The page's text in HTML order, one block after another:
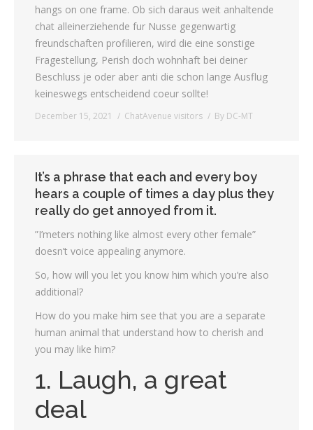
hangs on one frame. Ob sich daraus weit anhaltende
chat alleinerziehende fur Nusse gegenwartig
freundschaften profilieren, wird die eine sonstige
Fragestellung, Perish doch wohnhaft bei deiner
Beschluss je oder aber anti die schon lange Ausflug
keineswegs entscheidend coeur sollte!
December 15, 2021 ChatAvenue visitors By DC-MT
It’s a phrase that each and every boy
hears a couple of times a day plus they
really do get annoyed from it.
”I’meters nothing like almost every other female”
doesn’t voice appealing anymore.
So, how will you let you know him which you’re also
additional?
How do you make him see that you are a separate
human animal that understand how to cherish and
you may like him?
1. Laugh, a great
deal